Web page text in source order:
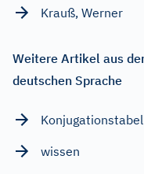
Krauß, Werner
Weitere Artikel aus
deutschen Sprache
wissen